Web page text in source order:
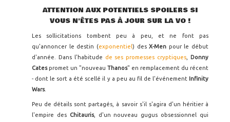
ATTENTION AUX POTENTIELS SPOILERS SI
VOUS N'ÊTES PAS À JOUR SUR LA VO !
Les sollicitations tombent peu à peu, et ne font pas
qu'annoncer le destin (exponentiel ) desX-Men pour le début
d'année. Dans l'habitude de ses promesses cryptiques
Donny
Catespromet un "nouveau Thanos" en remplacement du récent
- dont le sort a été scellé il y a peu au fil de l'événement Infinity
Wars.
Peu de détails sont partagés, à savoir s'il s'agira d'un héritier à
l'empire des Chitauris, d'un nouveau gugus obsessionnel qui